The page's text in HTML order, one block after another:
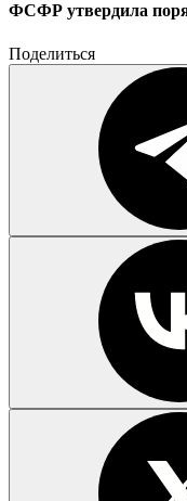
ФСФР утвердила
Поделиться